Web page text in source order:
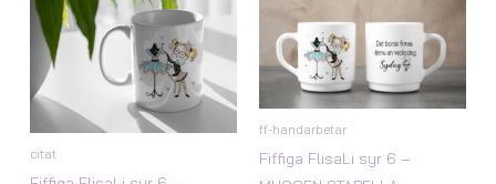
citat
ff-handarbetar
Fiffiga FlisaLi syr 6 –